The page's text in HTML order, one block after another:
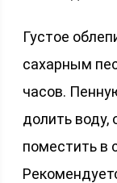
Густое
сахарным
часов.
долить
поместить в